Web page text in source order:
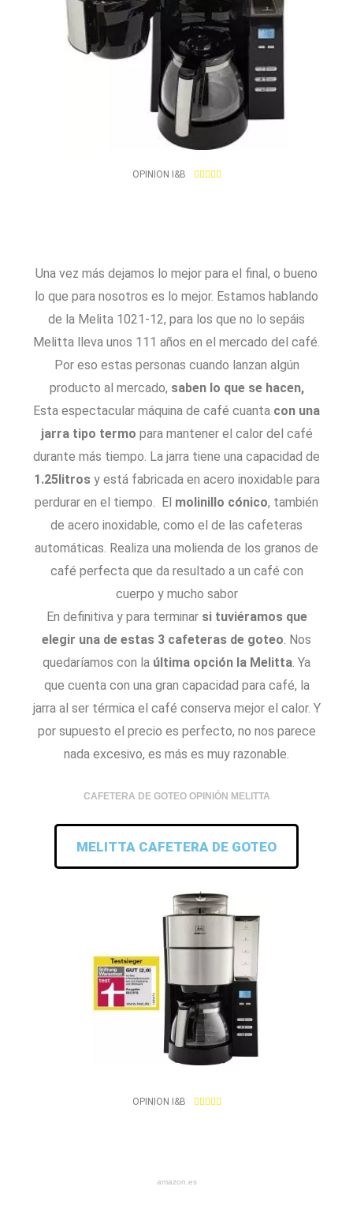
OPINION I&B 4
Una vez más dejamos lo mejor para el final, o bueno
lo que para nosotros es lo mejor. Estamos hablando
de la Melita 1021-12, para los que no lo sepáis
Melitta lleva unos 111 años en el mercado del café.
Por eso estas personas cuando lanzan algún
producto al mercado, saben lo que se hacen,
Esta espectacular máquina de café cuanta con una
jarra tipo termo para mantener el calor del café
durante más tiempo. La jarra tiene una capacidad de
1.25litrosy está fabricada en acero inoxidable para
perdurar en el tiempo. El molinillo cónico, también
de acero inoxidable, como el de las cafeteras
automáticas. Realiza una molienda de los granos de
café perfecta que da resultado a un café con
cuerpo y mucho sabor
En definitiva y para terminar si tuviéramos que
elegir una de estas 3 cafeteras de goteo. Nos
quedaríamos con la última opción la Melitta. Ya
que cuenta con una gran capacidad para café, la
jarra al ser térmica el café conserva mejor el calor. Y
por supuesto el precio es perfecto, no nos parece
nada excesivo, es más es muy razonable.
CAFETERA DE GOTEO OPINIÓN MELITTA
MELITTA CAFETERA DE GOTEO
OPINION I&B 4
amazon.es